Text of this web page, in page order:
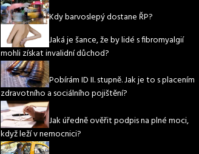
Kdy barvoslepý dostane ŘP?
Jaká je šance, že by lidé s fibromyalgií
mohli získat invalidní důchod?
Pobírám ID II. stupně. Jak je to s placením
zdravotního a sociálního pojištění?
Jak úředně ověřit podpis na plné moci,
když leží v nemocnici?